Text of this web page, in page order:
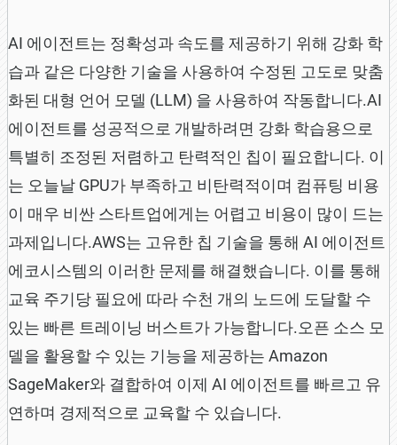
AI 에이전트는 정확성과 속도를 제공하기 위해 강화 학
습과 같은 다양한 기술을 사용하여 수정된 고도로 맞춤
화된 대형 언어 모델 (LLM) 을 사용하여 작동합니다.AI
에이전트를 성공적으로 개발하려면 강화 학습용으로
특별히 조정된 저렴하고 탄력적인 칩이 필요합니다. 이
는 오늘날 GPU가 부족하고 비탄력적이며 컴퓨팅 비용
이 매우 비싼 스타트업에게는 어렵고 비용이 많이 드는
과제입니다.AWS는 고유한 칩 기술을 통해 AI 에이전트
에코시스템의 이러한 문제를 해결했습니다. 이를 통해
교육 주기당 필요에 따라 수천 개의 노드에 도달할 수
있는 빠른 트레이닝 버스트가 가능합니다.오픈 소스 모
델을 활용할 수 있는 기능을 제공하는 Amazon
SageMaker와 결합하여 이제 AI 에이전트를 빠르고 유
연하며 경제적으로 교육할 수 있습니다.